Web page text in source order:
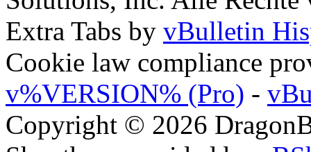
Extra Tabs by vBulletin
Cookie law compliance
v%VERSION% (Pro) -
Copyright © 2026